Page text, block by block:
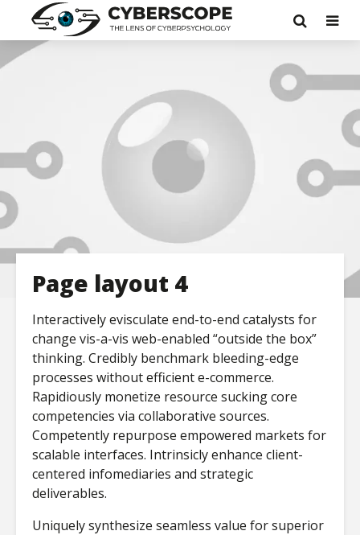
Page layout 4
Interactively evisculate end-to-end catalysts for
change vis-a-vis web-enabled “outside the box”
thinking. Credibly benchmark bleeding-edge
processes without efficient e-commerce.
Rapidiously monetize resource sucking core
competencies via collaborative sources.
Competently repurpose empowered markets for
scalable interfaces. Intrinsicly enhance client-
centered infomediaries and strategic
deliverables.
Uniquely synthesize seamless value for superior